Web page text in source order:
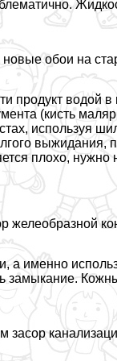
обои на
продукт водой
(кисть
используя
выжидания,
плохо, нужно
желеобразной
именно
замыкание.